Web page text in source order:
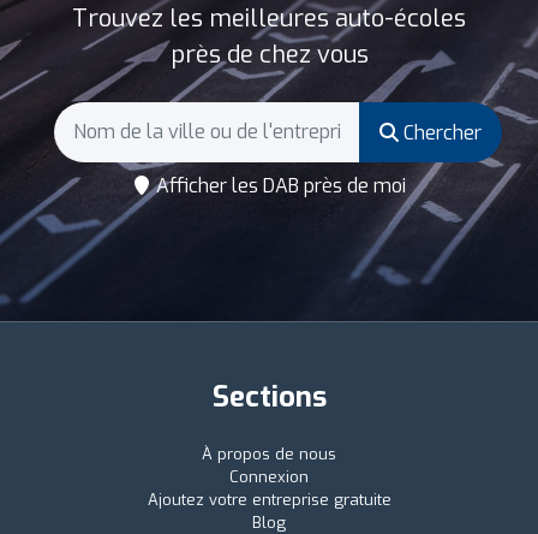
Trouvez les meilleures auto-écoles
près de chez vous
Chercher
Afficher les DAB près de moi
Sections
À propos de nous
Connexion
Ajoutez votre entreprise gratuite
Blog